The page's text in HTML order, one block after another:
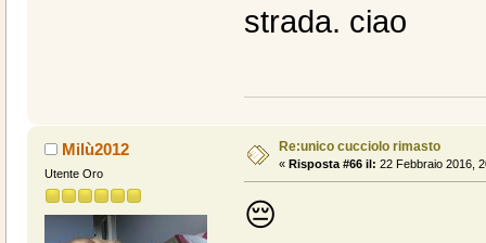
strada. ciao
Milù2012
Utente Oro
Re:unico cucciolo rimasto
« Risposta #66 il: 22 Febbraio 2016,
😔